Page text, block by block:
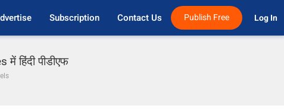
Subscription Contact Us Publish Free Log In
हिंदी पीडीएफ